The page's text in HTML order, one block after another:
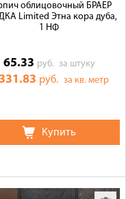
облицовочный БРАЕР
Limited Этна кора дуба,
1 НФ
65.33 руб. за штуку
руб.за кв. метр
Купить